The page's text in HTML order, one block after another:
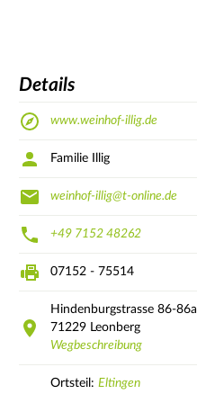
Details
www.weinhof-illig.de
Familie Illig
weinhof-illig@t-online.de
+49 7152 48262
07152 - 75514
Hindenburgstrasse 86-86a
71229 Leonberg
Wegbeschreibung
Ortsteil: Eltingen